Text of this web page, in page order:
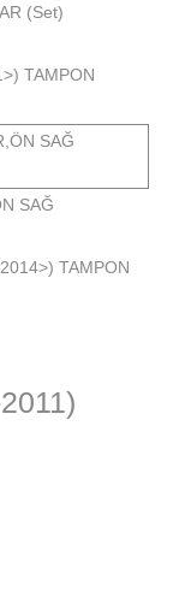
(Set)
TAMPON
SAĞ
TAMPON